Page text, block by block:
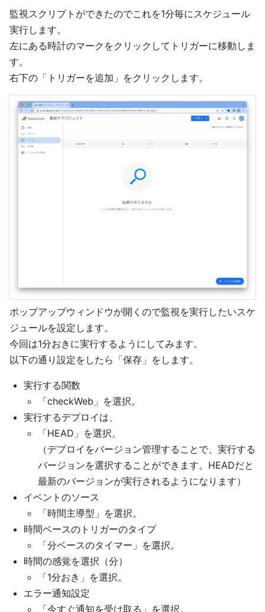
監視スクリプトができたのでこれを1分毎にスケジュール
実行します。
左にある時計のマークをクリックしてトリガーに移動しま
す。
右下の「トリガーを追加」をクリックします。
ポップアップウィンドウが開くので監視を実行したいスケ
ジュールを設定します。
今回は1分おきに実行するようにしてみます。
以下の通り設定をしたら「保存」をします。
実行する関数
「checkWeb」を選択。
実行するデプロイは、
「HEAD」を選択。
（デプロイをバージョン管理することで、実行する
バージョンを選択することができます。HEADだと
最新のバージョンが実行されるようになります）
イベントのソース
「時間主導型」を選択。
時間ベースのトリガーのタイプ
「分ベースのタイマー」を選択。
時間の感覚を選択（分）
「1分おき」を選択。
エラー通知設定
「今すぐ通知を受け取る」を選択。